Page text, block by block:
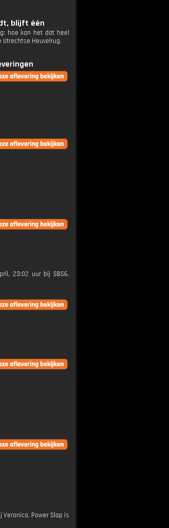
blijft één
hoe kan het dat heel
Heuvelrug.
23:02 uur bij SBS6.
Veronica. Power Slap is